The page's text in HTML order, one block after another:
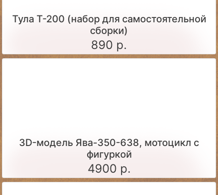
Тула Т-200 (набор для самостоятельной
сборки)
890 р.
3D-модель Ява-350-638, мотоцикл с
фигуркой
4900 р.